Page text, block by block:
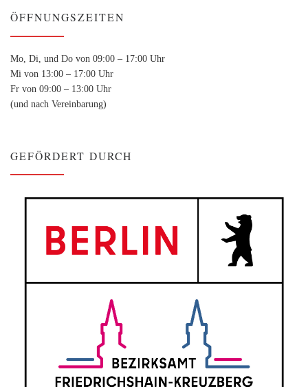
ÖFFNUNGSZEITEN
Mo, Di, und Do von 09:00 – 17:00 Uhr
Mi von 13:00 – 17:00 Uhr
Fr von 09:00 – 13:00 Uhr
(und nach Vereinbarung)
GEFÖRDERT DURCH